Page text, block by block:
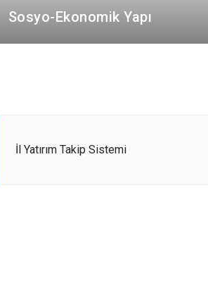
Sosyo-Ekonomik Yapı
İl Yatırım Takip Sistemi